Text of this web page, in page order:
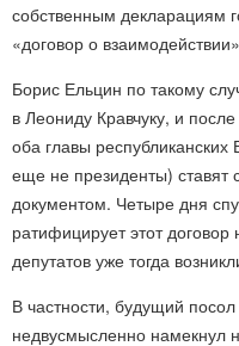
собственным декларациям
«договор о
Борис Ельцин по такому
в Леониду Кравчуку, и
оба главы
еще не президенты)
документом. Четыре дня
ратифицирует этот
депутатов уже тогда
В частности, будущий
недвусмысленно намекнул